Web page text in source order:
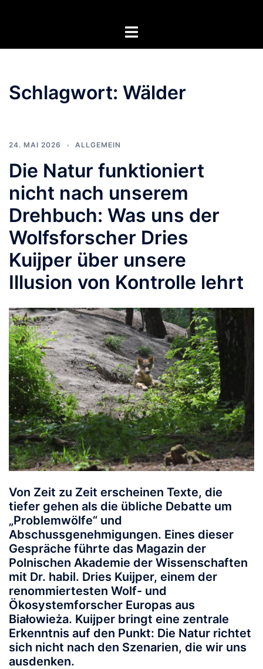
Menü
Schlagwort: Wälder
24. MAI 2026 ALLGEMEIN
Die Natur funktioniert
nicht nach unserem
Drehbuch: Was uns der
Wolfsforscher Dries
Kuijper über unsere
Illusion von Kontrolle lehrt
Von Zeit zu Zeit erscheinen Texte, die
tiefer gehen als die übliche Debatte um
„Problemwölfe“ und
Abschussgenehmigungen. Eines dieser
Gespräche führte das Magazin der
Polnischen Akademie der Wissenschaften
mit Dr. habil. Dries Kuijper, einem der
renommiertesten Wolf- und
Ökosystemforscher Europas aus
Białowieża. Kuijper bringt eine zentrale
Erkenntnis auf den Punkt: Die Natur richtet
sich nicht nach den Szenarien, die wir uns
ausdenken.